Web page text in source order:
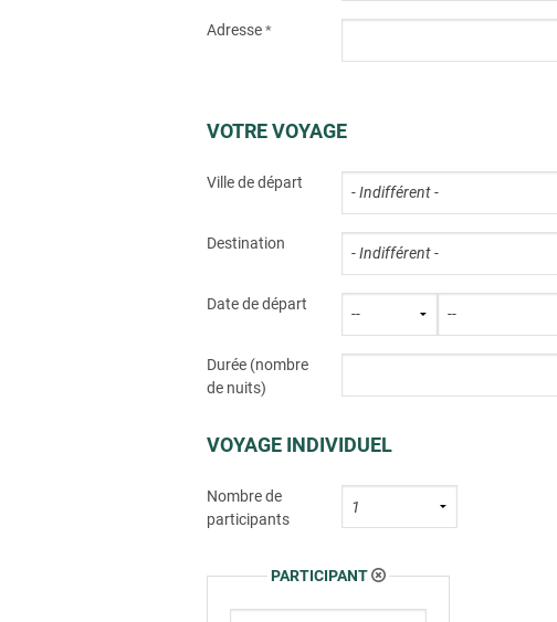
Adresse *
VOTRE VOYAGE
Ville de départ
Destination
Date de départ
Durée (nombre
de nuits)
VOYAGE INDIVIDUEL
Nombre de
participants
PARTICIPANT